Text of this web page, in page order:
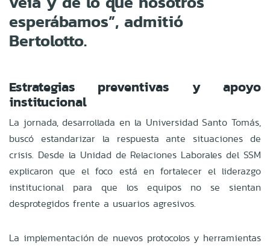
esperábamos”, admitió
Bertolotto.
Estrategias preventivas y apoyo
institucional
La jornada, desarrollada en la Universidad Santo Tomás,
buscó estandarizar la respuesta ante situaciones de
crisis. Desde la Unidad de Relaciones Laborales del SSM
explicaron que el foco está en fortalecer el liderazgo
institucional para que los equipos no se sientan
desprotegidos frente a usuarios agresivos.
La implementación de nuevos protocolos y herramientas